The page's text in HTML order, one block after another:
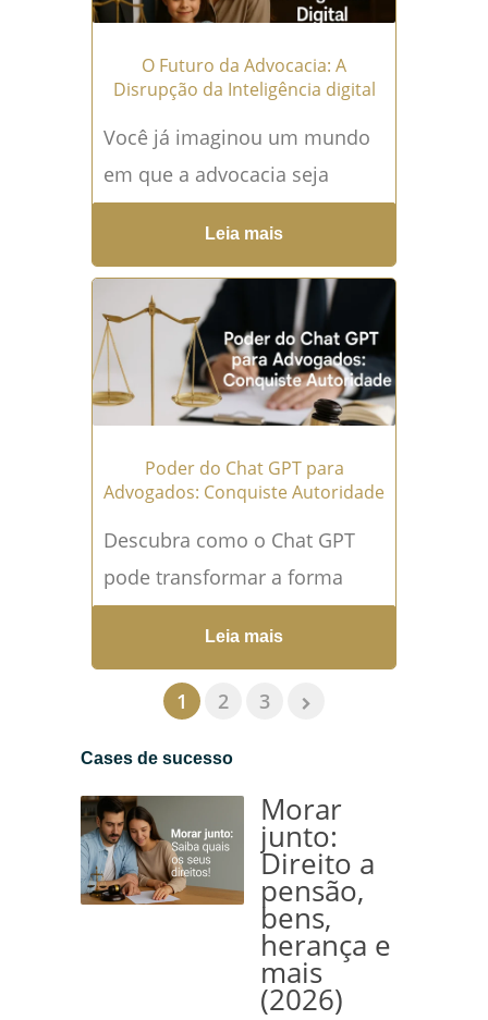
O Futuro da Advocacia: A
Disrupção da Inteligência digital
Você já imaginou um mundo
em que a advocacia seja
completamente transformada
pelas Inteligências Artificiais?
Pois bem, esse futuro está
mais próximo...
Leia mais →
Leia mais
Poder do Chat GPT para
Advogados: Conquiste Autoridade
Descubra como o Chat GPT
pode transformar a forma
como advogados trabalham,
aumentando a autoridade e
eficiência no dia a dia. Leia...
Leia mais →
Leia mais
1 2 3
Cases de sucesso
Morar
junto:
Direito a
pensão,
bens,
herança e
mais
(2026)